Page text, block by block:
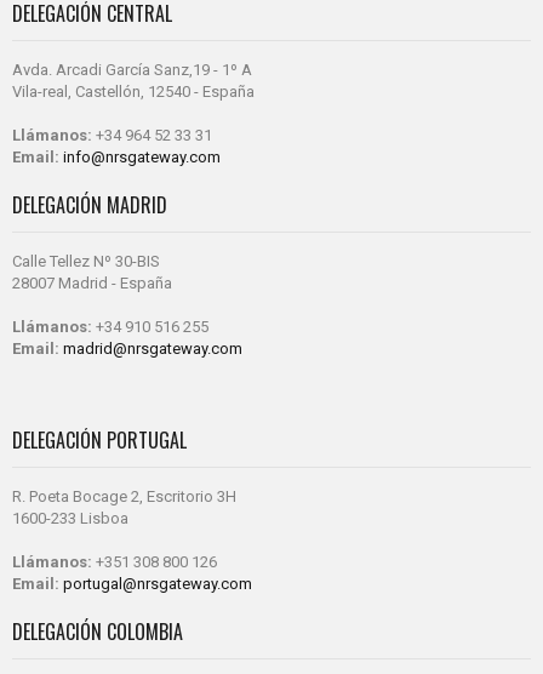
DELEGACIÓN CENTRAL
Avda. Arcadi García Sanz,19 - 1º A
Vila-real, Castellón, 12540 - España
Llámanos: +34 964 52 33 31
Email: info@nrsgateway.com
DELEGACIÓN MADRID
Calle Tellez Nº 30-BIS
28007 Madrid - España
Llámanos: +34 910 516 255
Email: madrid@nrsgateway.com
DELEGACIÓN PORTUGAL
R. Poeta Bocage 2, Escritorio 3H
1600-233 Lisboa
Llámanos: +351 308 800 126
Email: portugal@nrsgateway.com
DELEGACIÓN COLOMBIA